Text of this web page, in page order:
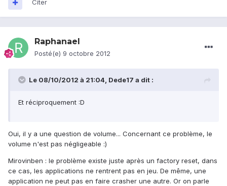
Citer
Raphanael
Posté(e) 9 octobre 2012
Le 08/10/2012 à 21:04, Dede17 a dit :
Et réciproquement :D
Oui, il y a une question de volume... Concernant ce problème, le
volume n'est pas négligeable :)
Mirovinben : le problème existe juste après un factory reset, dans
ce cas, les applications ne rentrent pas en jeu. De même, une
application ne peut pas en faire crasher une autre. Or on parle